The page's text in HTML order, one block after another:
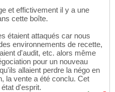
et effictivement il y a une
cette boîte.
étaient attaqués car nous
environnements de recette,
d'audit, etc. alors même
pour un nouveau
allaient perdre la négo en
la vente a été conclu. Cet
d'esprit.